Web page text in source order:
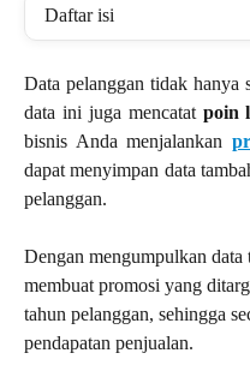
Daftar isi
Data pelanggan tidak hanya
data ini juga mencatat poin
bisnis Anda menjalankan
dapat menyimpan data
pelanggan.
Dengan mengumpulkan
membuat promosi yang
tahun pelanggan, sehingga
pendapatan penjualan.